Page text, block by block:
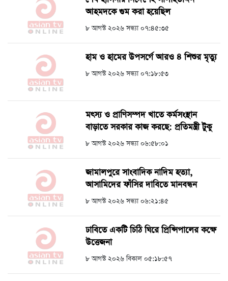
আহমদকে গুম করা হয়েছিল
৮ আগস্ট ২০২৬ সন্ধ্যা ০৭:৪৫:৩৫
হাম ও হামের উপসর্গে আরও ৪ শিশুর মৃত্যু
৮ আগস্ট ২০২৬ সন্ধ্যা ০৭:১৮:৫৩
মৎস্য ও প্রাণিসম্পদ খাতে কর্মসংস্থান
বাড়াতে সরকার কাজ করছে: প্রতিমন্ত্রী টুকু
৮ আগস্ট ২০২৬ সন্ধ্যা ০৬:৫৮:০১
জামালপুরে সাংবাদিক নাদিম হত্যা,
আসামিদের ফাঁসির দাবিতে মানবন্ধন
৮ আগস্ট ২০২৬ সন্ধ্যা ০৬:২১:৪৫
ঢাবিতে একটি চিঠি ঘিরে প্রিন্সিপালের কক্ষে
উত্তেজনা
৮ আগস্ট ২০২৬ বিকাল ০৫:১৮:৫৭